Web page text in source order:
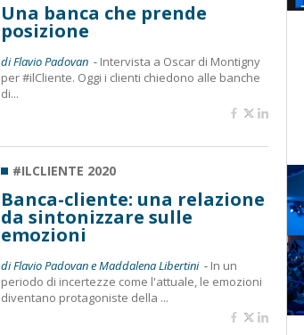
Una banca che prende
posizione
di Flavio Padovan - Intervista a Oscar di Montigny
per #ilCliente. Oggi i clienti chiedono alle banche
di...
#ILCLIENTE 2020
Banca-cliente: una relazione
da sintonizzare sulle
emozioni
di Flavio Padovan e Maddalena Libertini - In un
periodo di incertezze come l'attuale, le emozioni
diventano protagoniste della ...